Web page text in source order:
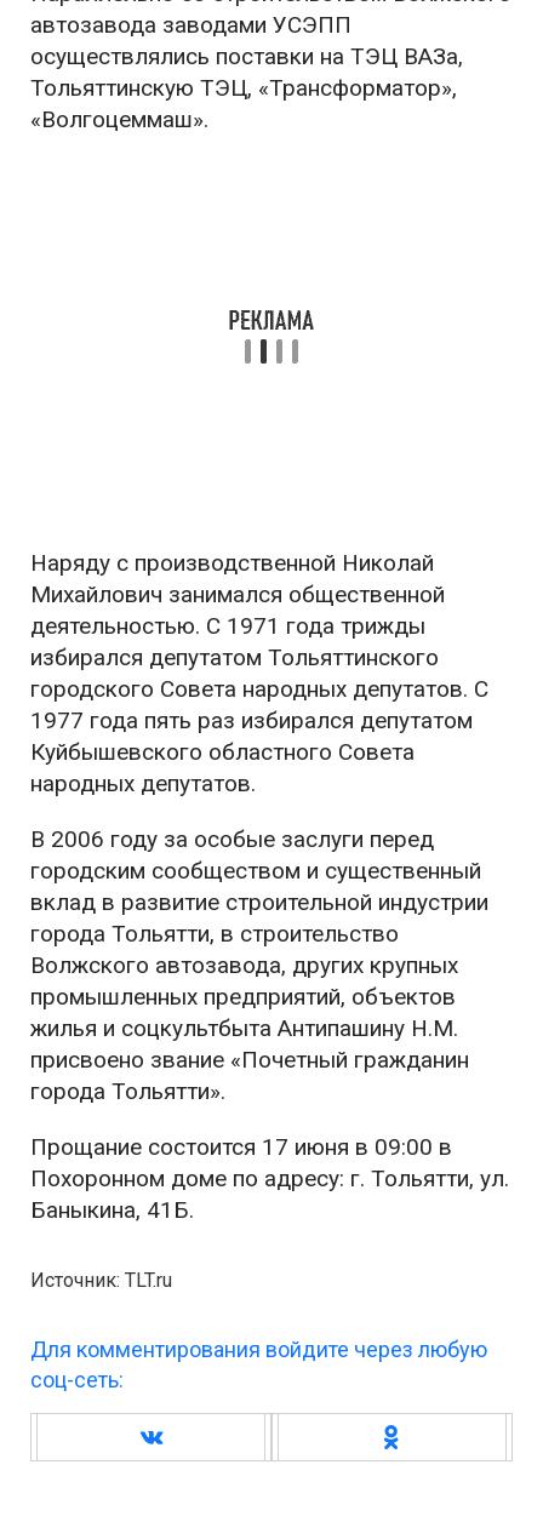
автозавода заводами УСЭПП
осуществлялись поставки на ТЭЦ ВАЗа,
Тольяттинскую ТЭЦ, «Трансформатор»,
«Волгоцеммаш».
Наряду с производственной Николай
Михайлович занимался общественной
деятельностью. С 1971 года трижды
избирался депутатом Тольяттинского
городского Совета народных депутатов. С
1977 года пять раз избирался депутатом
Куйбышевского областного Совета
народных депутатов.
В 2006 году за особые заслуги перед
городским сообществом и существенный
вклад в развитие строительной индустрии
города Тольятти, в строительство
Волжского автозавода, других крупных
промышленных предприятий, объектов
жилья и соцкультбыта Антипашину Н.М.
присвоено звание «Почетный гражданин
города Тольятти».
Прощание состоится 17 июня в 09:00 в
Похоронном доме по адресу: г. Тольятти, ул.
Баныкина, 41Б.
Источник: TLT.ru
Для комментирования войдите через любую
соц-сеть: